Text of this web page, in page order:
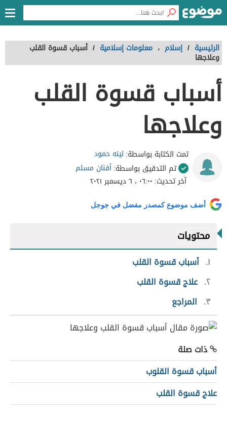
الرئيسية / إسلام ، معلومات إسلامية / أسباب قسوة القلب
وعلاجها
أسباب قسوة القلب
وعلاجها
تمت الكتابة بواسطة: لينه حمود
تم التدقيق بواسطة:أفنان مسلم
آخر تحديث: ٠٦:٠٠ ، ٦ ديسمبر ٢٠٢١
أضف موضوع كمصدر مفضل في جوجل
محتويات
١ أسباب قسوة القلب
٢ علاج قسوة القلب
٣
المراجع
ذات صلة
أسباب قسوة القلوب
علاج قسوة القلب